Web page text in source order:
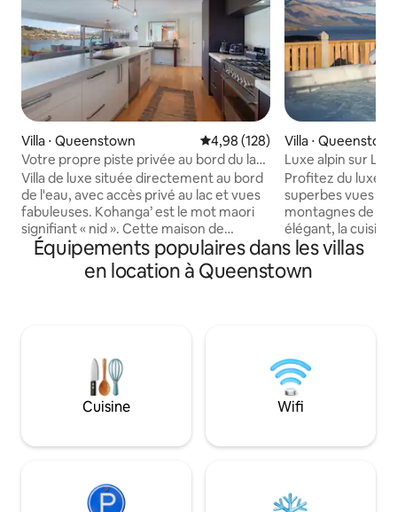
Villa ⋅ Queenstown Évaluation moyenne sur la
4,98 (128)
Votre propre piste privée au bord du lac,
spa et four à pizza !
Villa de luxe située directement au bord
de l'eau, avec accès privé au lac et vues
fabuleuses. Kohanga’ est le mot maori
signifiant « nid ». Cette maison de
4 chambres est entièrement équipée et
conçue pour tirer le meilleur parti de sa
vue exceptionnelle et préservée sur le
pizza, table et chaises, ainsi qu'un jacuzzi
à l'écart. * Le sentier de Frankton est
fermé jusqu'à fin 2026 en raison de la
modernisation de la canalisation d'eaux
Villa ⋅
Luxe alpin sur
4B+ 3.5B
Profitez du luxe
superbes vues
montagnes de
élégant, la
cheminée, le
extérieur. Notre ⭐️ Villa 5 est l'une des
plus populaires
peuvent être
simples si
haute disponibles. Vous êtes
d'une villa propre
en voiture.
Équipements populaires dans les villas
en location à Queenstown
Cuisine Wifi